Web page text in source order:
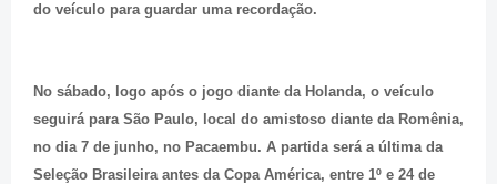
do veículo para guardar uma recordação.
No sábado, logo após o jogo diante da Holanda, o veículo
seguirá para São Paulo, local do amistoso diante da Romênia,
no dia 7 de junho, no Pacaembu. A partida será a última da
Seleção Brasileira antes da Copa América, entre 1º e 24 de